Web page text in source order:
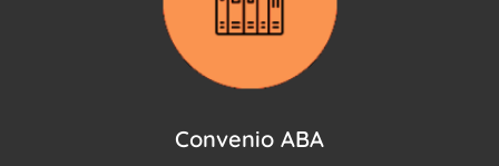
Convenio ABA